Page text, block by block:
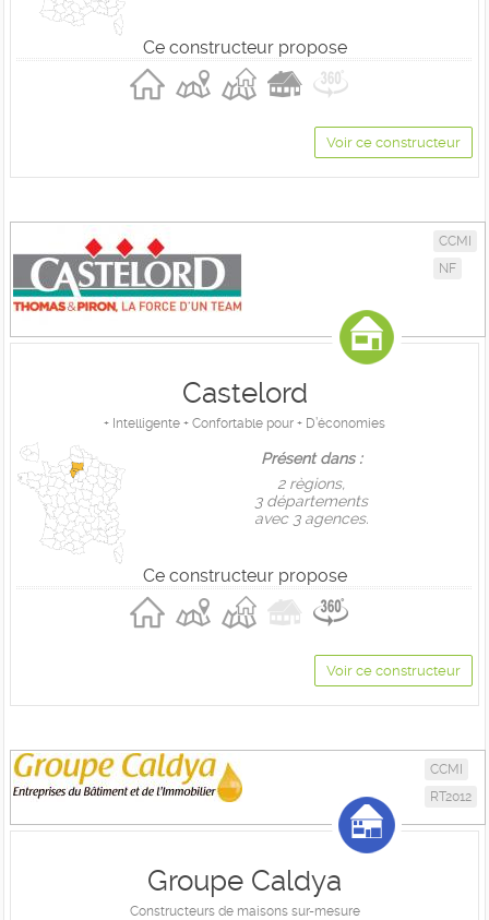
Ce constructeur propose
Voir ce constructeur
CCMI
NF
Castelord
+ Intelligente + Confortable pour + D’économies
Présent dans :
2 règions,
3 départements
avec 3 agences.
Ce constructeur propose
Voir ce constructeur
CCMI
RT2012
Groupe Caldya
Constructeurs de maisons sur-mesure